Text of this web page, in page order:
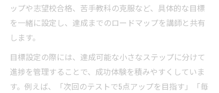
ップや志望校合格、苦手教科の克服など、具体的な目標
を一緒に設定し、達成までのロードマップを講師と共有
します。
目標設定の際には、達成可能な小さなステップに分けて
進捗を管理することで、成功体験を積みやすくしていま
す。例えば、「次回のテストで5点アップを目指す」「毎